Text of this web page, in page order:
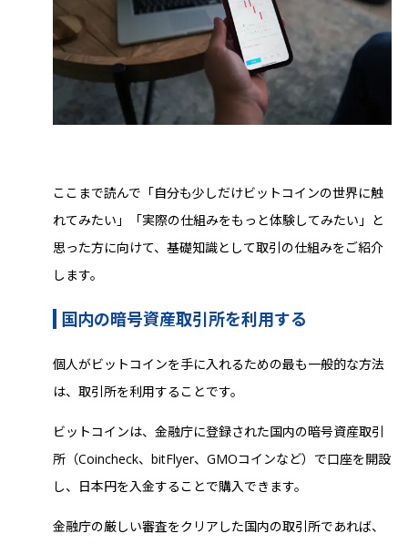
ここまで読んで「自分も少しだけビットコインの世界に触
れてみたい」「実際の仕組みをもっと体験してみたい」と
思った方に向けて、基礎知識として取引の仕組みをご紹介
します。
国内の暗号資産取引所を利用する
個人がビットコインを手に入れるための最も一般的な方法
は、取引所を利用することです。
ビットコインは、金融庁に登録された国内の暗号資産取引
所（Coincheck、bitFlyer、GMOコインなど）で口座を開設
し、日本円を入金することで購入できます。
金融庁の厳しい審査をクリアした国内の取引所であれば、